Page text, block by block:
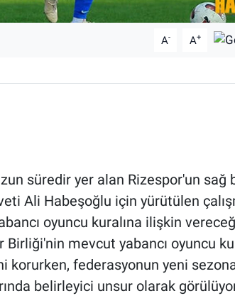
A- A+
süredir yer alan Rizespor'un sağ
Ali Habeşoğlu için yürütülen
oyuncu kuralına ilişkin
mevcut yabancı oyuncu
korurken, federasyonun yeni
belirleyici unsur olarak